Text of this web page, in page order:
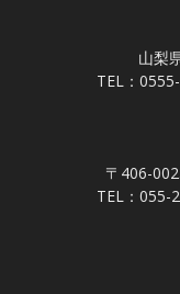
山梨
TEL：
〒406-
TEL：